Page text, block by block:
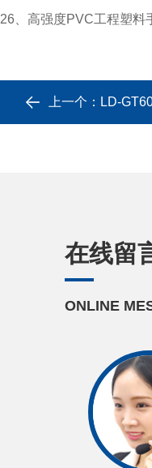
26、高强度PVC工程塑料
上一个： LD-
在线留
ONLINE